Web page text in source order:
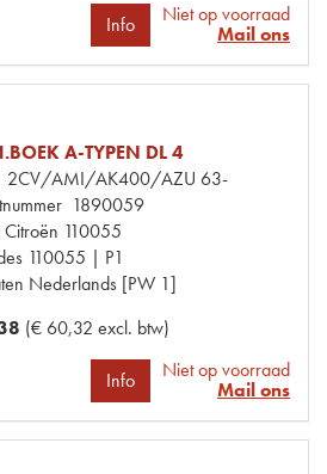
Info
Niet op voorraad
Mail ons
A-TYPEN DL 4
2CV/AMI/AK400/AZU 63-
1890059
110055
110055 | P1
Nederlands [PW 1]
(€ 60,32 excl. btw)
Info
Niet op voorraad
Mail ons